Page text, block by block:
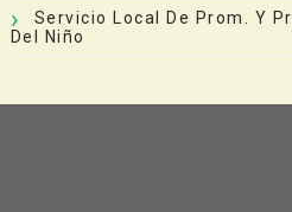
Servicio Local De Prom. Y
Del Niño